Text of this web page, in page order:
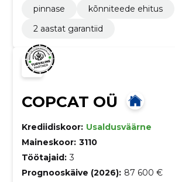
pinnase
kõnniteede ehitus
2 aastat garantiid
COPCAT OÜ
Krediidiskoor: Usaldusväärne
Maineskoor: 3110
Töötajaid: 3
Prognooskäive (2026): 87 600 €